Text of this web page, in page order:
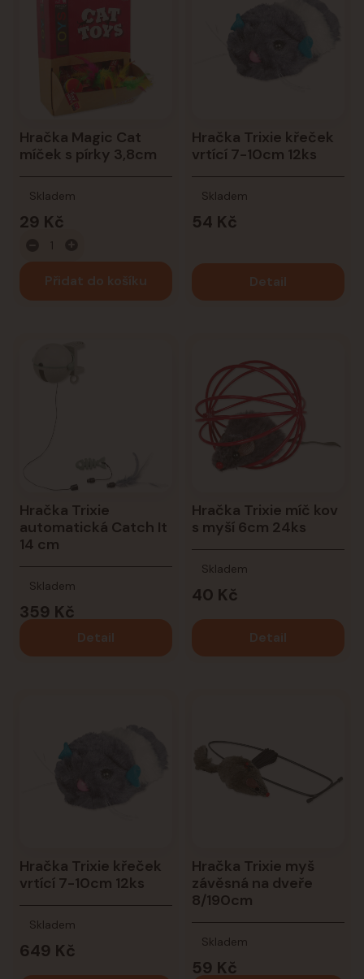
Hračka Magic Cat
míček s pírky 3,8cm
29 Kč
Skladem
Přidat do košíku
Hračka Trixie křeček
vrtící 7-10cm 12ks
54 Kč
Skladem
Detail
Hračka Trixie
automatická Catch It
14 cm
359 Kč
Skladem
Detail
Hračka Trixie míč kov
s myší 6cm 24ks
40 Kč
Skladem
Detail
Hračka Trixie křeček
vrtící 7-10cm 12ks
649 Kč
Skladem
Hračka Trixie myš
závěsná na dveře
8/190cm
59 Kč
Skladem